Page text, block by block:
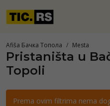
Afiša Бачка Топола Mesta
Pristaništa u
Topoli
Prema ovim filtrima nema